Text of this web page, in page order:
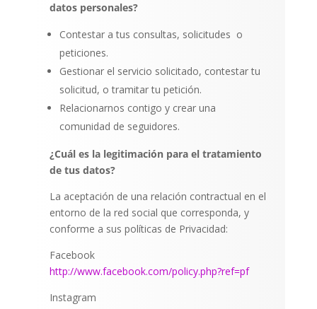
datos personales?
Contestar a tus consultas, solicitudes o
peticiones.
Gestionar el servicio solicitado, contestar tu
solicitud, o tramitar tu petición.
Relacionarnos contigo y crear una
comunidad de seguidores.
¿Cuál es la legitimación para el tratamiento
de tus datos?
La aceptación de una relación contractual en el
entorno de la red social que corresponda, y
conforme a sus políticas de Privacidad:
Facebook
http://www.facebook.com/policy.php?ref=pf
Instagram